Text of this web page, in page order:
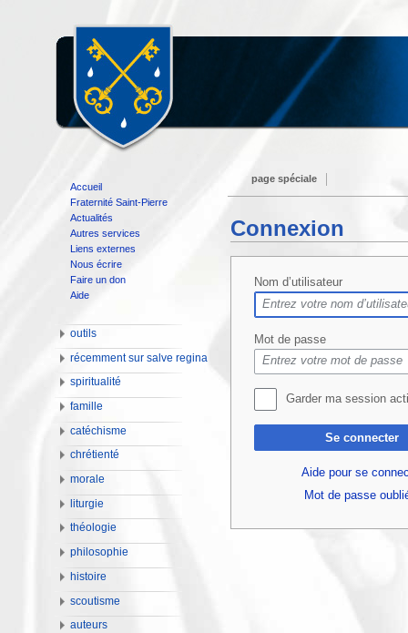
Connexion
Nom d’utilisateur
Mot de passe
Garder ma session
Se connecter
Aide pour se
Mot de passe
page spéciale
Accueil
Fraternité Saint-Pierre
Actualités
Autres services
Liens externes
Nous écrire
Faire un don
Aide
outils
récemment sur salve regina
spiritualité
famille
catéchisme
chrétienté
morale
liturgie
théologie
philosophie
histoire
scoutisme
auteurs